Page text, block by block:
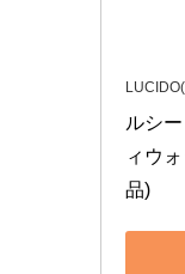
ルシ
ィウ
品)